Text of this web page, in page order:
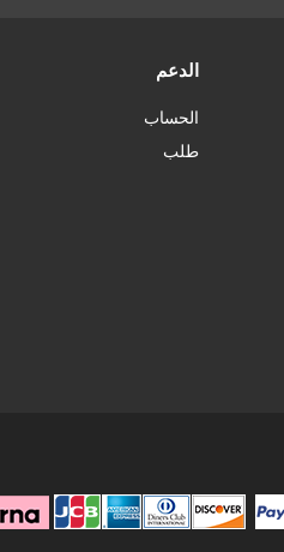
الدعم
الحساب
طلب